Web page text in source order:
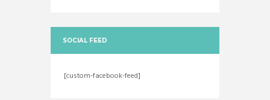
SOCIAL FEED
[custom-facebook-feed]